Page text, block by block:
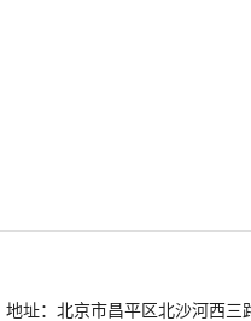
地址：北京市昌平区北沙河西三